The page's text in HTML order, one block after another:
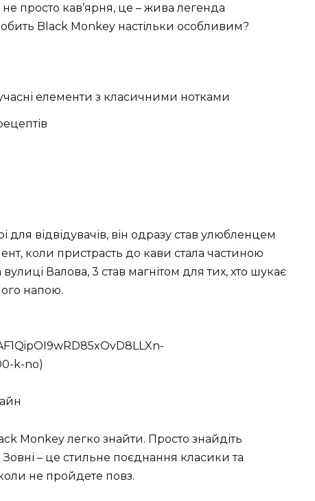
просто кав’ярня, це – жива легенда
Black Monkey настільки особливим?
елементи з класичними нотками
відвідувачів, він одразу став улюбленцем
коли пристрасть до кави стала частиною
Валова, 3 став магнітом для тих, хто шукає
напою.
k-no)
Monkey легко знайти. Просто знайдіть
– це стильне поєднання класики та
не пройдете повз.